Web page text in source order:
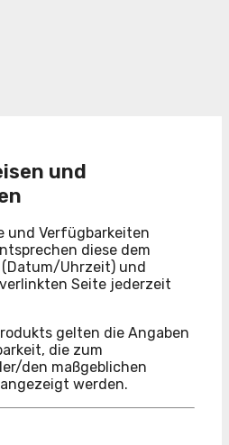
und
und Verfügbarkeiten
diese dem
Uhrzeit) und
Seite jederzeit
gelten die Angaben
die zum
den maßgeblichen
werden.